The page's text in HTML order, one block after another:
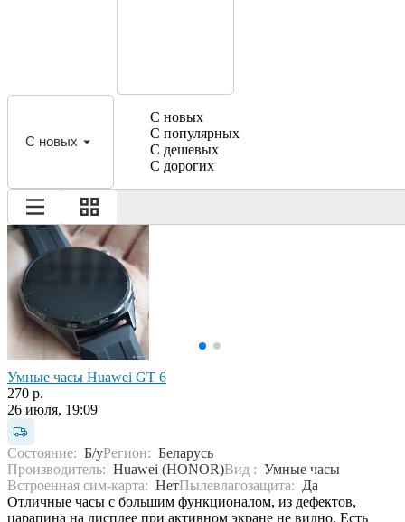
С новых
С новых
С популярных
С дешевых
С дорогих
Умные часы Huawei GT 6
270 р.
26 июля, 19:09
Состояние: Б/уРегион: Беларусь
Производитель: Huawei (HONOR)Вид : Умные часы
Встроенная сим-карта: НетПылевлагозащита: Да
Отличные часы с большим функционалом, из дефектов,
царапина на дисплее при активном экране не видно. Есть